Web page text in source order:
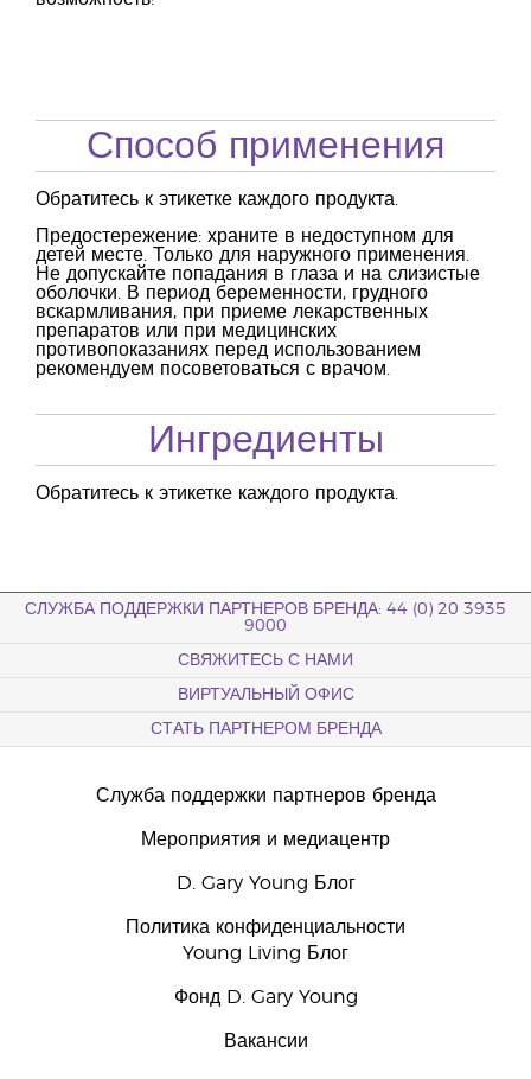
Способ применения
Обратитесь к этикетке каждого продукта.
Предостережение: храните в недоступном для
детей месте. Только для наружного применения.
Не допускайте попадания в глаза и на слизистые
оболочки. В период беременности, грудного
вскармливания, при приеме лекарственных
препаратов или при медицинских
противопоказаниях перед использованием
рекомендуем посоветоваться с врачом.
Ингредиенты
Обратитесь к этикетке каждого продукта.
СЛУЖБА ПОДДЕРЖКИ ПАРТНЕРОВ БРЕНДА: 44 (0) 20 3935
9000
СВЯЖИТЕСЬ С НАМИ
ВИРТУАЛЬНЫЙ ОФИС
СТАТЬ ПАРТНЕРОМ БРЕНДА
Служба поддержки партнеров бренда
Мероприятия и медиацентр
D. Gary Young Блог
Политика конфиденциальности
Young Living Блог
Фонд D. Gary Young
Вакансии